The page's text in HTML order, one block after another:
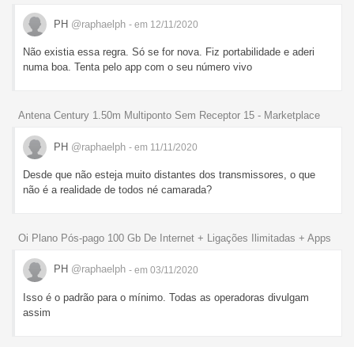
PH @raphaelph - em 12/11/2020
Não existia essa regra. Só se for nova. Fiz portabilidade e aderi
numa boa. Tenta pelo app com o seu número vivo
Antena Century 1.50m Multiponto Sem Receptor 15 - Marketplace
PH @raphaelph - em 11/11/2020
Desde que não esteja muito distantes dos transmissores, o que
não é a realidade de todos né camarada?
Oi Plano Pós-pago 100 Gb De Internet + Ligações Ilimitadas + Apps
PH @raphaelph - em 03/11/2020
Isso é o padrão para o mínimo. Todas as operadoras divulgam
assim